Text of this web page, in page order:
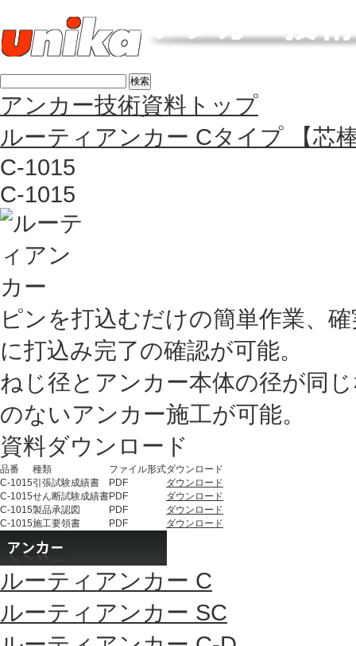
アンカー技術資料トップ
ルーティアンカー Cタイプ 【芯
C-1015
C-1015
ピンを打込むだけの簡単作業、
に打込み完了の確認が可能。
ねじ径とアンカー本体の径が同
のないアンカー施工が可能。
資料ダウンロード
品番 種類 ファイル形式ダウンロード
C-1015引張試験成績書 PDF
ダウンロード
C-1015せん断試験成績書PDF
ダウンロード
C-1015製品承認図 PDF
ダウンロード
C-1015施工要領書 PDF ダウンロード
ルーティアンカー C
ルーティアンカー SC